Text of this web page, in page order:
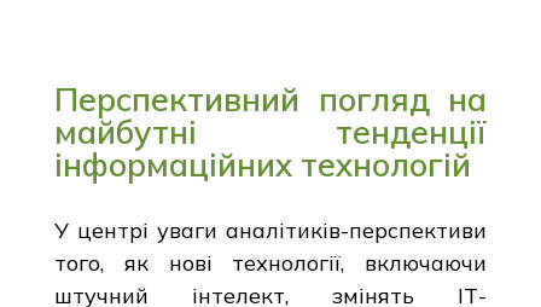
Перспективний погляд на
майбутні тенденції
інформаційних технологій
У центрі уваги аналітиків-перспективи
того, як нові технології, включаючи
штучний інтелект, змінять ІТ-